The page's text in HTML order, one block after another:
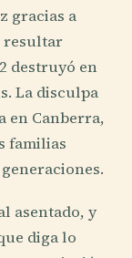
gracias a
resultar
destruyó en
La disculpa
en Canberra,
familias
asentado, y
diga lo